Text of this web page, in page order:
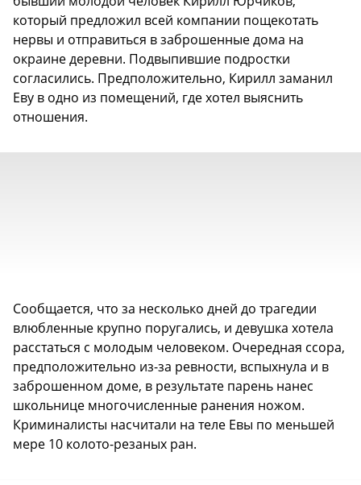
который предложил всей компании пощекотать
нервы и отправиться в заброшенные дома на
окраине деревни. Подвыпившие подростки
согласились. Предположительно, Кирилл заманил
Еву в одно из помещений, где хотел выяснить
отношения.
Сообщается, что за несколько дней до трагедии
влюбленные крупно поругались, и девушка хотела
расстаться с молодым человеком. Очередная ссора,
предположительно из-за ревности, вспыхнула и в
заброшенном доме, в результате парень нанес
школьнице многочисленные ранения ножом.
Криминалисты насчитали на теле Евы по меньшей
мере 10 колото-резаных ран.